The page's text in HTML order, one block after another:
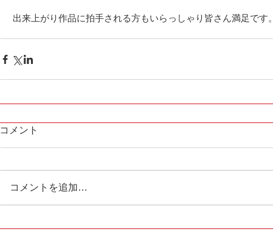
出来上がり作品に拍手される方もいらっしゃり皆さん満足です。
コメント
コメントを追加…